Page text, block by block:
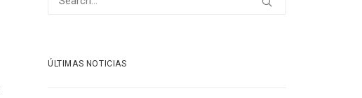
ÚLTIMAS NOTICIAS